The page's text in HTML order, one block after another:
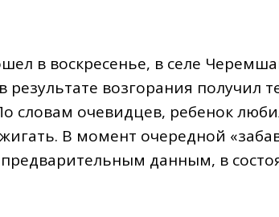
в воскресенье, в селе
результате возгорания получил
словам очевидцев, ребенок
В момент очередной
данным, в